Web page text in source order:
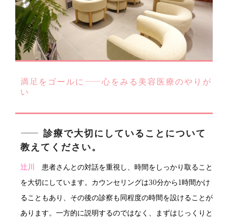
満足をゴールに——心をみる美容医療のやりが
い
―― 診療で大切にしていることについて
教えてください。
辻川
患者さんとの対話を重視し、時間をしっかり取ること
を大切にしています。カウンセリングは30分から1時間かけ
ることもあり、その後の診察も同程度の時間を設けることが
あります。一方的に説明するのではなく、まずはじっくりと